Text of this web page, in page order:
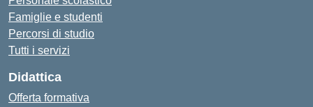
Famiglie e studenti
Percorsi di studio
Tutti i servizi
Didattica
Offerta formativa